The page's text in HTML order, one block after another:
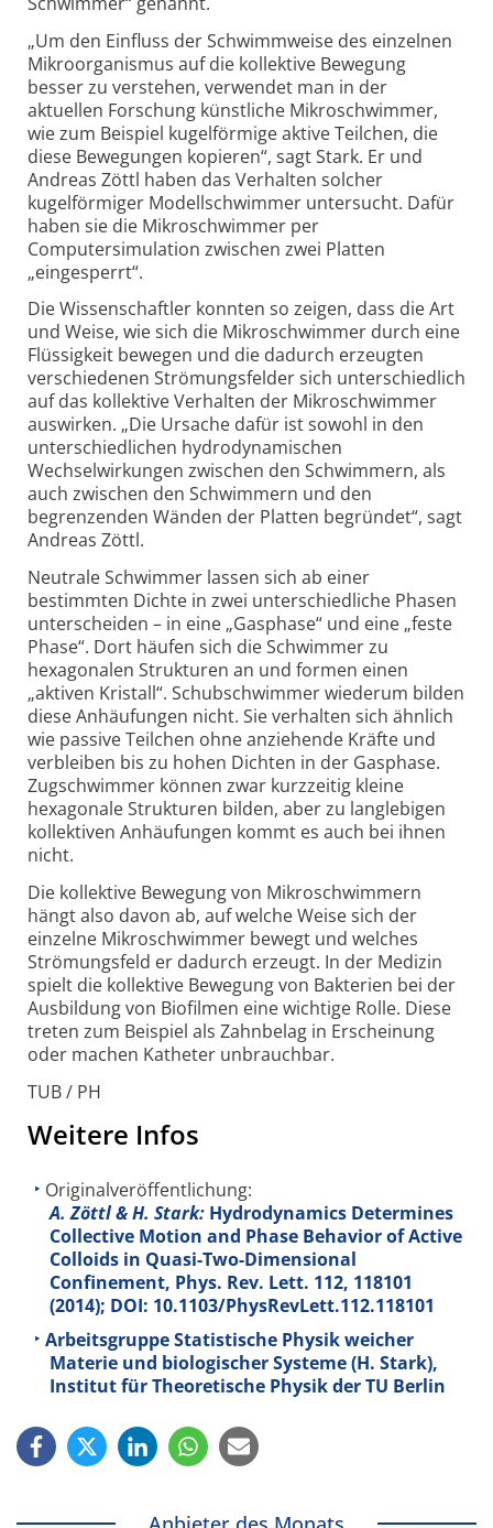
„Um den Einfluss der Schwimmweise des einzelnen
Mikroorganismus auf die kollektive Bewegung
besser zu verstehen, verwendet man in der
aktuellen Forschung künstliche Mikroschwimmer,
wie zum Beispiel kugelförmige aktive Teilchen, die
diese Bewegungen kopieren“, sagt Stark. Er und
Andreas Zöttl haben das Verhalten solcher
kugelförmiger Modellschwimmer untersucht. Dafür
haben sie die Mikroschwimmer per
Computersimulation zwischen zwei Platten
„eingesperrt“.
Die Wissenschaftler konnten so zeigen, dass die Art
und Weise, wie sich die Mikroschwimmer durch eine
Flüssigkeit bewegen und die dadurch erzeugten
verschiedenen Strömungsfelder sich unterschiedlich
auf das kollektive Verhalten der Mikroschwimmer
auswirken. „Die Ursache dafür ist sowohl in den
unterschiedlichen hydrodynamischen
Wechselwirkungen zwischen den Schwimmern, als
auch zwischen den Schwimmern und den
begrenzenden Wänden der Platten begründet“, sagt
Andreas Zöttl.
Neutrale Schwimmer lassen sich ab einer
bestimmten Dichte in zwei unterschiedliche Phasen
unterscheiden – in eine „Gasphase“ und eine „feste
Phase“. Dort häufen sich die Schwimmer zu
hexagonalen Strukturen an und formen einen
„aktiven Kristall“. Schubschwimmer wiederum bilden
diese Anhäufungen nicht. Sie verhalten sich ähnlich
wie passive Teilchen ohne anziehende Kräfte und
verbleiben bis zu hohen Dichten in der Gasphase.
Zugschwimmer können zwar kurzzeitig kleine
hexagonale Strukturen bilden, aber zu langlebigen
kollektiven Anhäufungen kommt es auch bei ihnen
nicht.
Die kollektive Bewegung von Mikroschwimmern
hängt also davon ab, auf welche Weise sich der
einzelne Mikroschwimmer bewegt und welches
Strömungsfeld er dadurch erzeugt. In der Medizin
spielt die kollektive Bewegung von Bakterien bei der
Ausbildung von Biofilmen eine wichtige Rolle. Diese
treten zum Beispiel als Zahnbelag in Erscheinung
oder machen Katheter unbrauchbar.
TUB / PH
Weitere Infos
Originalveröffentlichung:
A. Zöttl & H. Stark: Hydrodynamics Determines
Collective Motion and Phase Behavior of Active
Colloids in Quasi-Two-Dimensional
Confinement, Phys. Rev. Lett. 112, 118101
(2014); DOI: 10.1103/PhysRevLett.112.118101
Arbeitsgruppe Statistische Physik weicher
Materie und biologischer Systeme (H. Stark),
Institut für Theoretische Physik der TU Berlin